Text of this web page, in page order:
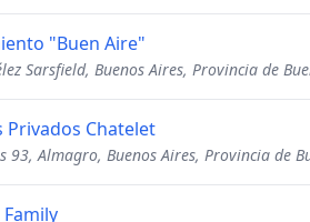
"Buen Aire"
Sarsfield, Buenos Aires, Provincia de
Privados Chatelet
93, Almagro, Buenos Aires, Provincia de